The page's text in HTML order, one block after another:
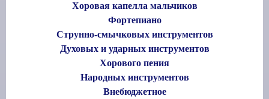
Хоровая капелла мальчиков
Фортепиано
Струнно-смычковых инструментов
Духовых и ударных инструментов
Хорового пения
Народных инструментов
Внебюджетное